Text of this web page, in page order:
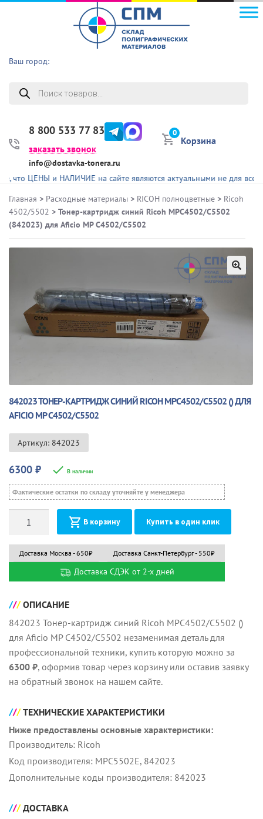
Ваш город:
Поиск
товаров
8 800 533 77 83
заказать звонок
info@dostavka-tonera.ru
0
Корзина
ЦЕНЫ и НАЛИЧИЕ на сайте являются актуальными не для всех
Главная > Расходные материалы > RICOH полноцветные > Ricoh
4502/5502 > Тонер-картридж синий Ricoh MPC4502/C5502
(842023) для Aficio MP C4502/C5502
🔍
842023 ТОНЕР-КАРТРИДЖ СИНИЙ RICOH MPC4502/C5502 () ДЛЯ
AFICIO MP C4502/C5502
Артикул: 842023
6300 ₽ В наличии
Фактические остатки по складу уточняйте у менеджера
В корзину Купить в один клик
Доставка Москва - 650₽ Доставка Санкт-Петербург - 550₽
Доставка СДЭК от 2-х дней
ОПИСАНИЕ
842023 Тонер-картридж синий Ricoh MPC4502/C5502 ()
для Aficio MP C4502/C5502 незаменимая деталь для
профессиональной техники, купить которую можно за
6300 ₽, оформив товар через корзину или оставив заявку
на обратный звонок на нашем сайте.
ТЕХНИЧЕСКИЕ ХАРАКТЕРИСТИКИ
Ниже предоставлены основные характеристики:
Производитель: Ricoh
Код производителя: MPC5502E, 842023
Дополнительные коды производителя: 842023
ДОСТАВКА